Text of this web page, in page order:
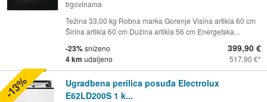
trgovinama
Težina 33,00 kg Robna marka Gorenje Visina artikla 60 cm
Širina artikla 60 cm Dužina artikla 56 cm Energetska...
-23%sniženo
4 km udaljeno
399,90 €
517,90 €
Ugradbena perilica posuđa Electrolux
E62LD200S 1 k...
-13%